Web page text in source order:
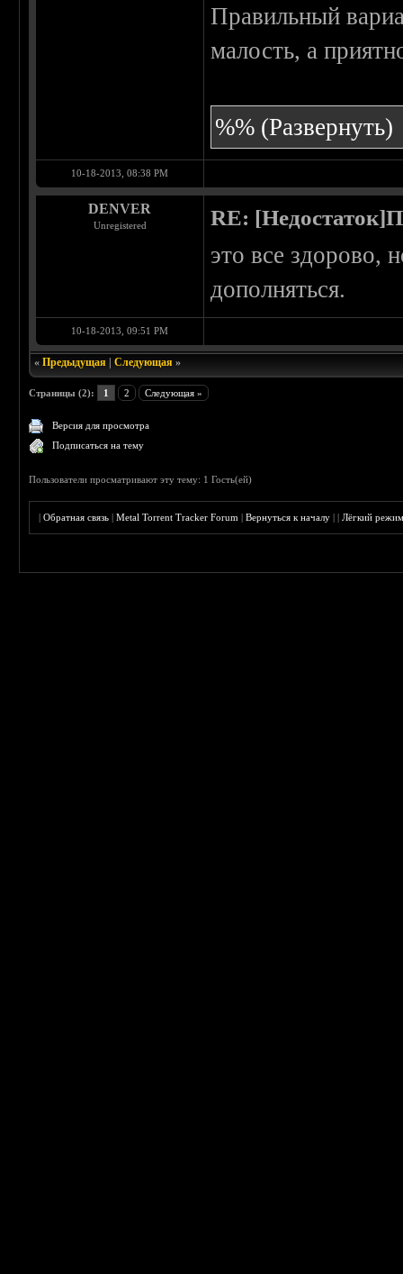
Правильный
малость, а
%% (Развернуть)
10-18-2013, 08:38 PM
DENVER
Unregistered RE:
это все здорово,
дополняться.
10-18-2013, 09:51 PM
«Предыдущая |Следующая »
Страницы (2): 1 2 Следующая »
Версия для просмотра
Подписаться на тему
Пользователи просматривают эту тему: 1 Гость(ей)
|Обратная связь |Metal Torrent Tracker Forum |Вернуться к началу ||Лёгкий